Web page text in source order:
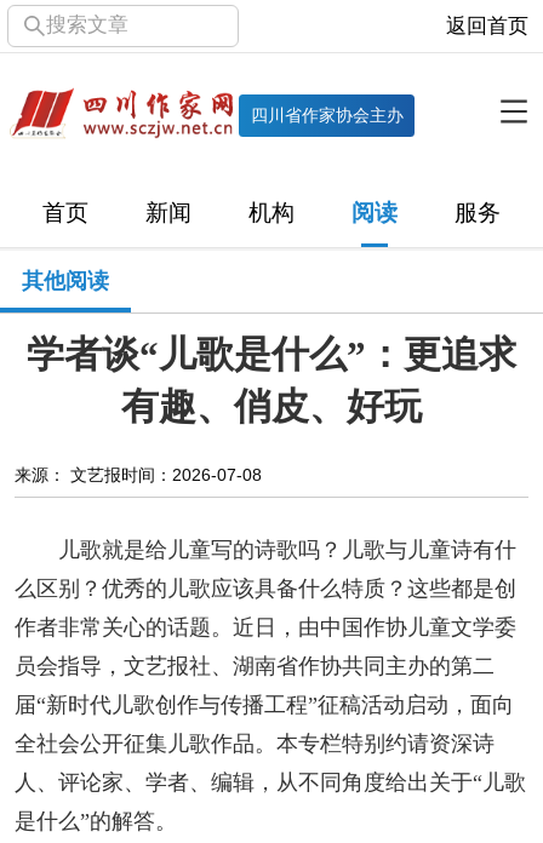
搜索文章 返回首页
四川省作家协会主办
首页 新闻 机构 阅读 服务
机构
直属单位 团体会员 主管社团 专门委员会
历届主席团
新闻
文学动态 作协工作
十百千 网络文学
小说 散文 诗歌 文学评论
校园文学 其他阅读 文学访谈 作家新作
新书快讯
服务
其他阅读
学者谈“儿歌是什么”：更追求
有趣、俏皮、好玩
来源： 文艺报时间：2026-07-08
儿歌就是给儿童写的诗歌吗？儿歌与儿童诗有什
么区别？优秀的儿歌应该具备什么特质？这些都是创
作者非常关心的话题。近日，由中国作协儿童文学委
员会指导，文艺报社、湖南省作协共同主办的第二
届“新时代儿歌创作与传播工程”征稿活动启动，面向
全社会公开征集儿歌作品。本专栏特别约请资深诗
人、评论家、学者、编辑，从不同角度给出关于“儿歌
是什么”的解答。